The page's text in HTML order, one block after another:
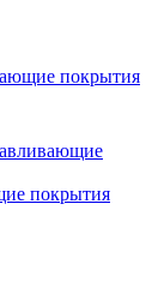
покрытия
покрытия